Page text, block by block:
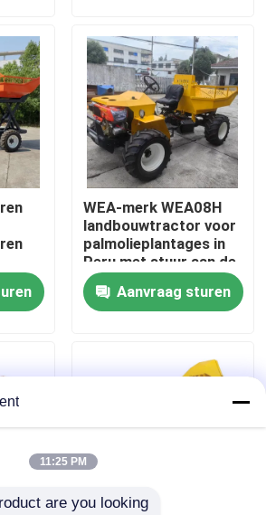
MET ONS OP
WEA-merk WEA08H
landbouwtractor voor
palmolieplantages in
Peru met stuur aan de
voorwiel
Aanvraag sturen
11:25 PM
are you looking